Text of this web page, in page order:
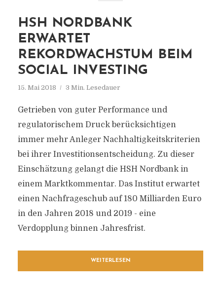
HSH NORDBANK
ERWARTET
REKORDWACHSTUM BEIM
SOCIAL INVESTING
15. Mai 2018 3 Min. Lesedauer
Getrieben von guter Performance und
regulatorischem Druck berücksichtigen
immer mehr Anleger Nachhaltigkeitskriterien
bei ihrer Investitionsentscheidung. Zu dieser
Einschätzung gelangt die HSH Nordbank in
einem Marktkommentar. Das Institut erwartet
einen Nachfrageschub auf 180 Milliarden Euro
in den Jahren 2018 und 2019 - eine
Verdopplung binnen Jahresfrist.
WEITERLESEN